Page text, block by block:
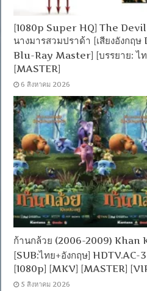
[1080p Super HQ] The
นางมารสวมปราด้า [เสียงอังกฤษ
Blu-Ray Master] [บรรยาย: ไ
[MASTER]
6 สิงหาคม 2026
ก้านกล้วย (2006-2009) Khan
[SUB:ไทย+อังกฤษ] HDTV.AC-
[1080p] [MKV] [MASTER]
5 สิงหาคม 2026